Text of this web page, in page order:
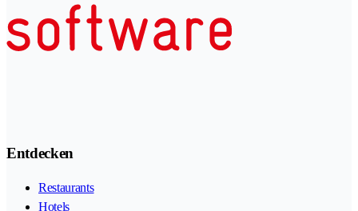
Entdecken
Restaurants
Hotels